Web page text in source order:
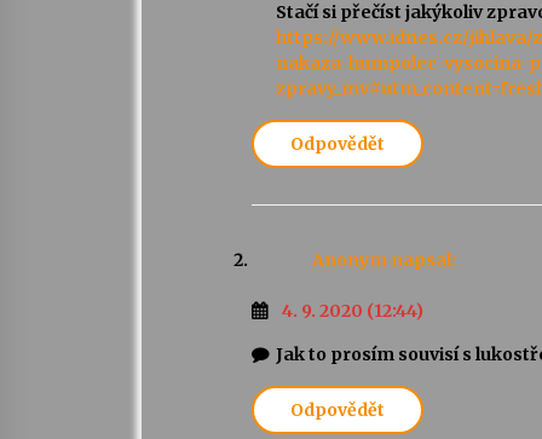
Stačí si přečíst jakýkoliv
https://www.idnes.cz/jihlava/
nakaza-humpolec-vysocina-
Odpovědět
Anonym napsal:
4. 9. 2020 (12:44)
Jak to prosím souvisí s
Odpovědět